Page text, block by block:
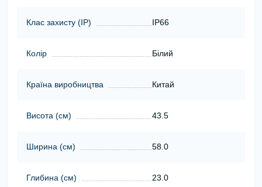
Клас захисту (ІР) IP66
Колір Білий
Країна виробництва Китай
Висота (cм) 43.5
Ширина (cм) 58.0
Глибина (cм) 23.0